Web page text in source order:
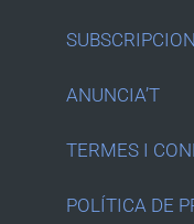
ANUNCIA’T
TERMES I
POLÍTICA DE